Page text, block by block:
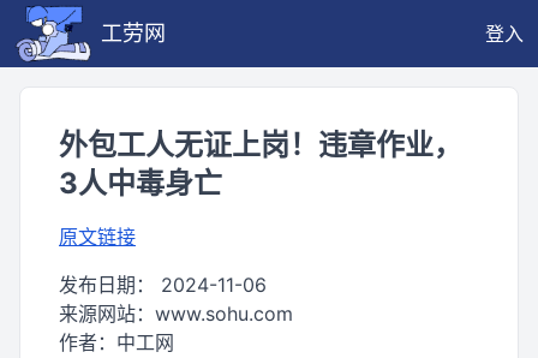
工劳网 登入
外包工人无证上岗！违章作业，
3人中毒身亡
原文链接
发布日期： 2024-11-06
来源网站： www.sohu.com
作者： 中工网